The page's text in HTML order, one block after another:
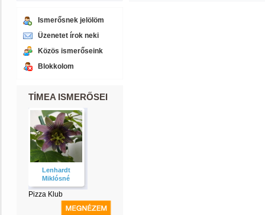
Ismerősnek jelölöm
Üzenetet írok neki
Közös ismerőseink
Blokkolom
TÍMEA ISMERŐSEI
Lenhardt
Miklósné
Pizza Klub